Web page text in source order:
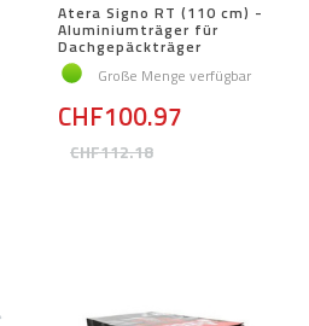
Atera Signo RT (110 cm) -
Aluminiumträger für
Dachgepäckträger
Große Menge verfügbar
CHF112.18
CHF100.97